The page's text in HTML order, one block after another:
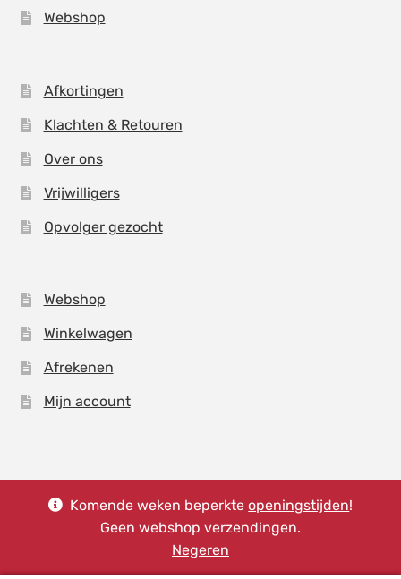
Komende weken beperkteopeningstijden!
Geen webshop verzendingen.
Negeren
Webshop
Afkortingen
Klachten & Retouren
Over ons
Vrijwilligers
Opvolger gezocht
Webshop
Winkelwagen
Afrekenen
Mijn account
© Stoffenhuis Drachten 2026
Powered byCrealink